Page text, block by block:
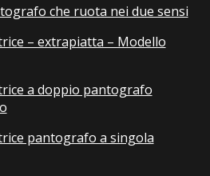
che ruota nei due sensi
– extrapiatta – Modello
a doppio pantografo
pantografo a singola